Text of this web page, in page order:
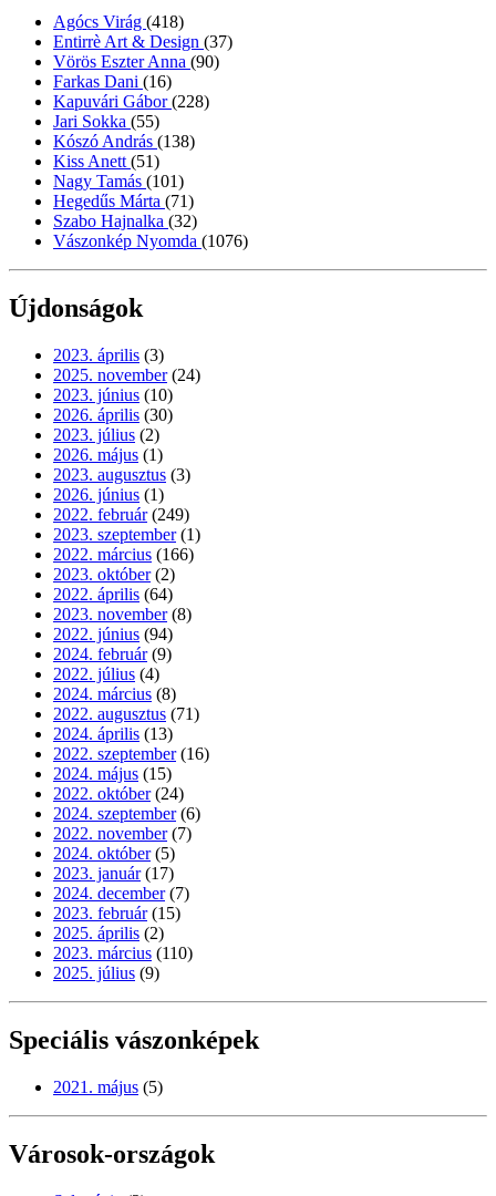
Agócs Virág (418)
Entirrè Art & Design (37)
Vörös Eszter Anna (90)
Farkas Dani (16)
Kapuvári Gábor(228)
Jari Sokka (55)
Kószó András (138)
Kiss Anett (51)
Nagy Tamás (101)
Hegedűs Márta (71)
Szabo Hajnalka (32)
Vászonkép Nyomda (1076)
Újdonságok
2023. április (3)
2025. november (24)
2023. június (10)
2026. április (30)
2023. július (2)
2026. május (1)
2023. augusztus (3)
2026. június (1)
2022. február (249)
2023. szeptember (1)
2022. március (166)
2023. október (2)
2022. április (64)
2023. november (8)
2022. június (94)
2024. február (9)
2022. július (4)
2024. március (8)
2022. augusztus (71)
2024. április (13)
2022. szeptember (16)
2024. május (15)
2022. október (24)
2024. szeptember (6)
2022. november (7)
2024. október (5)
2023. január (17)
2024. december (7)
2023. február (15)
2025. április (2)
2023. március (110)
2025. július (9)
Speciális vászonképek
2021. május (5)
Városok-országok